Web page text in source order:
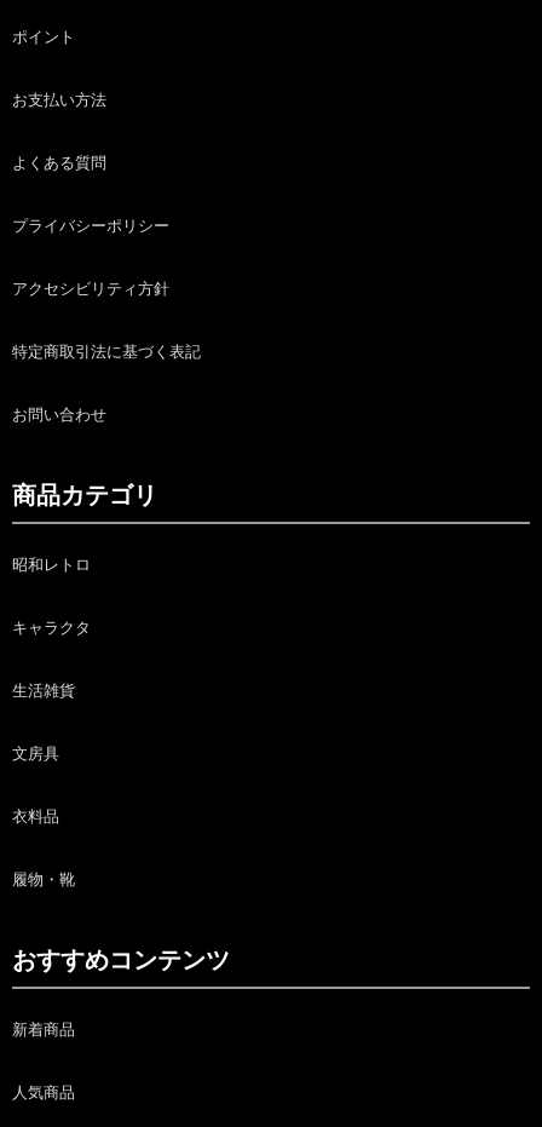
ポイント
お支払い方法
よくある質問
プライバシーポリシー
アクセシビリティ方針
特定商取引法に基づく表記
お問い合わせ
商品カテゴリ
昭和レトロ
キャラクタ
生活雑貨
文房具
衣料品
履物・靴
おすすめコンテンツ
新着商品
人気商品